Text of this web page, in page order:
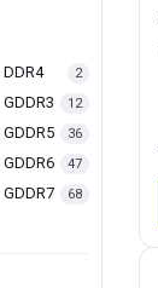
DDR4 2
GDDR3 12
GDDR5 36
GDDR6 47
GDDR7 68